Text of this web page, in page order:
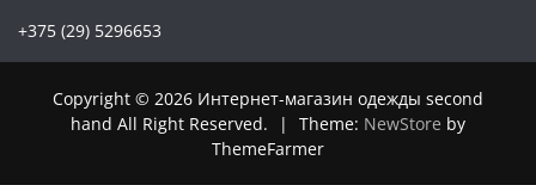
+375 (29) 5296653
Copyright © 2026 Интернет-магазин одежды second
hand All Right Reserved.
| Theme: NewStore by
ThemeFarmer